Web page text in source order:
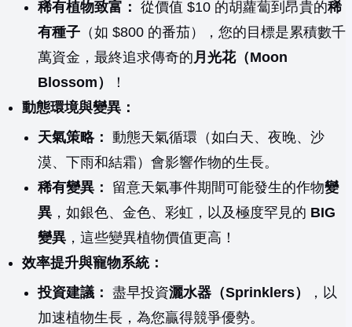
稀有植物致富： 從價值 $10 的胡蘿蔔到昂貴的稀
有種子 （如 $800 的番茄），您的目標是累積數千
萬資金，最終追求傳奇的月光花（Moon
Blossom）
！
動態環境與變異：
天氣策略： 動態天氣循環（如白天、夜晚、沙
漠、下雨和結霜）會影響作物的生長。
稀有變異：
留意天氣事件期間可能發生的作物變
異 ，如銀色、金色、彩虹，以及極度罕見的 BIG
變異 ，這些變異植物價值更高！
效率提升與寵物系統：
投資建議： 盡早投資灑水器（Sprinklers）
，以
加速植物生長，為您贏得競爭優勢。